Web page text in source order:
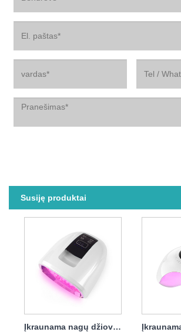
Susiję produktai
Įkraunama nagų džiovintuvo UV lempa 90w